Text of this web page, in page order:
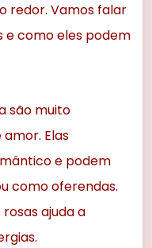
redor. Vamos falar
e como eles podem
são muito
Elas
e podem
como oferendas.
ajuda a